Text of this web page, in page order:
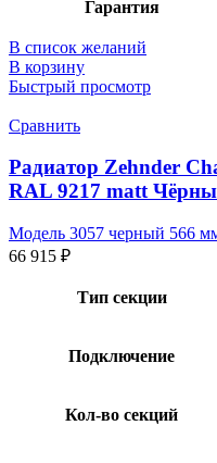
Гарантия
В список желаний
В корзину
Быстрый просмотр
Сравнить
Радиатор Zehnder
RAL 9217 matt
Модель 3057 черный 566
66 915 ₽
Тип секции
Подключение
Кол-во секций